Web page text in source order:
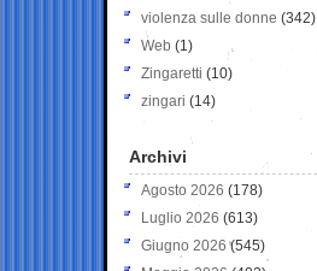
violenza sulle donne (342)
Web (1)
Zingaretti (10)
zingari (14)
Archivi
Agosto 2026 (178)
Luglio 2026 (613)
Giugno 2026 (545)